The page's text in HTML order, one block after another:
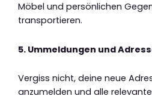
Möbel und persönlichen
transportieren.
5. Ummeldungen und
Vergiss nicht, deine neue
anzumelden und alle